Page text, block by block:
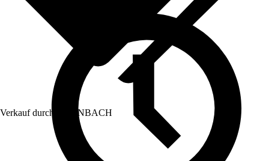
Verkauf durch: HORNBACH